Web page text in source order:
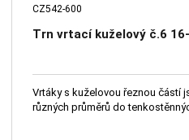
CZ542-600
Trn vrtací kuželový č.6
Vrtáky s kuželovou řeznou částí jsou